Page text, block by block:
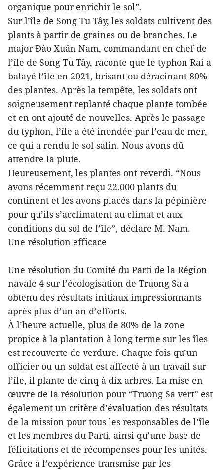
organique pour enrichir le sol”.
Sur l’île de Song Tu Tây, les soldats cultivent des
plants à partir de graines ou de branches. Le
major Đào Xuân Nam, commandant en chef de
l’île de Song Tu Tây, raconte que le typhon Rai a
balayé l’île en 2021, brisant ou déracinant 80%
des plantes. Après la tempête, les soldats ont
soigneusement replanté chaque plante tombée
et en ont ajouté de nouvelles. Après le passage
du typhon, l’île a été inondée par l’eau de mer,
ce qui a rendu le sol salin. Nous avons dû
attendre la pluie.
Heureusement, les plantes ont reverdi. “Nous
avons récemment reçu 22.000 plants du
continent et les avons placés dans la pépinière
pour qu’ils s’acclimatent au climat et aux
conditions du sol de l’île”, déclare M. Nam.
Une résolution efficace
Une résolution du Comité du Parti de la Région
navale 4 sur l’écologisation de Truong Sa a
obtenu des résultats initiaux impressionnants
après plus d’un an d’efforts.
À l’heure actuelle, plus de 80% de la zone
propice à la plantation à long terme sur les îles
est recouverte de verdure. Chaque fois qu’un
officier ou un soldat est affecté à un travail sur
l’île, il plante de cinq à dix arbres. La mise en
œuvre de la résolution pour “Truong Sa vert” est
également un critère d’évaluation des résultats
de la mission pour tous les responsables de l’île
et les membres du Parti, ainsi qu’une base de
félicitations et de récompenses pour les unités.
Grâce à l’expérience transmise par les